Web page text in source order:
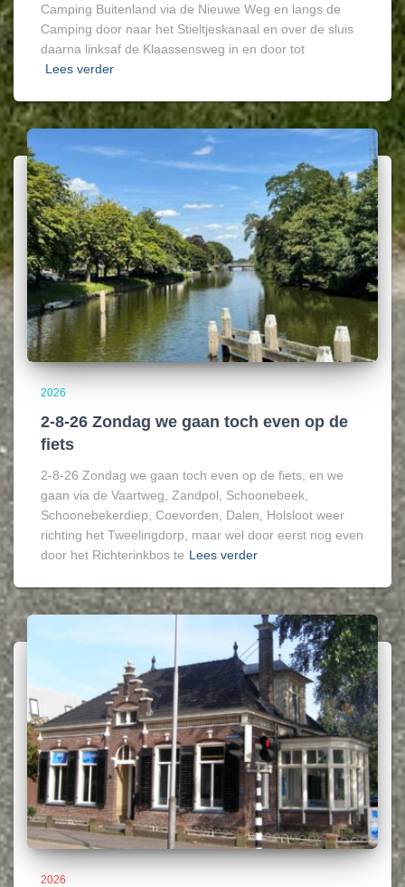
Camping Buitenland via de Nieuwe Weg en langs de
Camping door naar het Stieltjeskanaal en over de sluis
daarna linksaf de Klaassensweg in en door tot
Lees verder
2026
2-8-26 Zondag we gaan toch even op de
fiets
2-8-26 Zondag we gaan toch even op de fiets, en we
gaan via de Vaartweg, Zandpol, Schoonebeek,
Schoonebekerdiep, Coevorden, Dalen, Holsloot weer
richting het Tweelingdorp, maar wel door eerst nog even
door het Richterinkbos te Lees verder
2026